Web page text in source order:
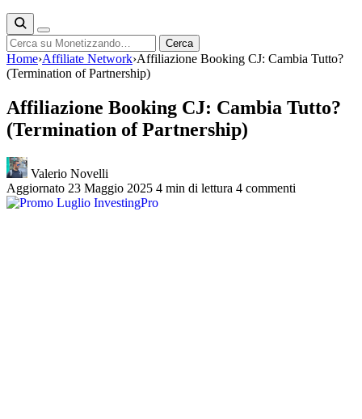
Cerca Cerca
Home›Affiliate Network›Affiliazione Booking CJ: Cambia Tutto?
(Termination of Partnership)
Affiliazione Booking CJ: Cambia Tutto?
(Termination of Partnership)
Valerio Novelli
Aggiornato 23 Maggio 2025 4 min di lettura 4 commenti